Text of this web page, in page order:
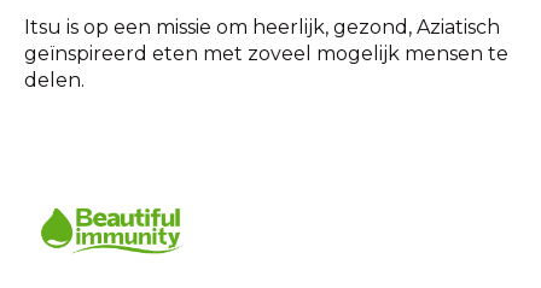
Itsu is op een missie om heerlijk, gezond, Aziatisch
geïnspireerd eten met zoveel mogelijk mensen te
delen.